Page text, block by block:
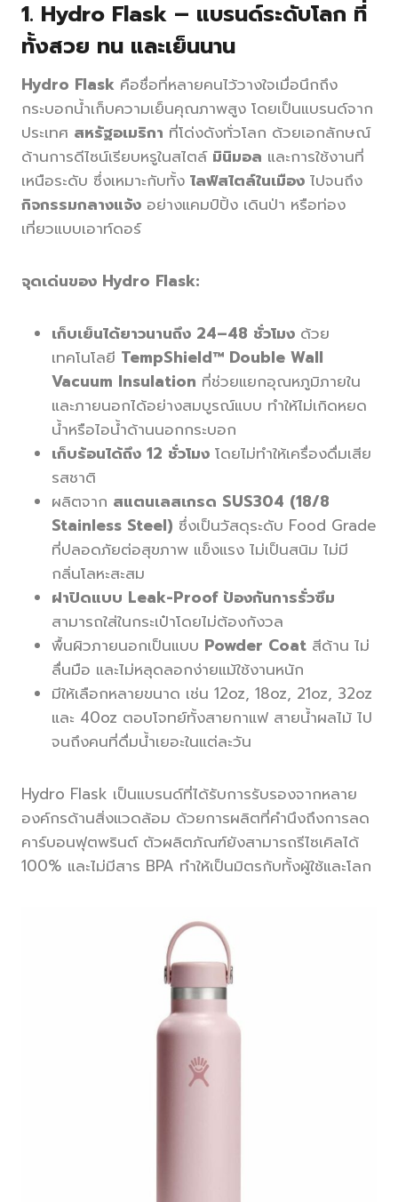
1. Hydro Flask – แบรนด์ระดับโลก ที่
ทั้งสวย ทน และเย็นนาน
Hydro Flask คือชื่อที่หลายคนไว้วางใจเมื่อนึกถึง
กระบอกน้ำเก็บความเย็นคุณภาพสูง โดยเป็นแบรนด์จาก
ประเทศ สหรัฐอเมริกา ที่โด่งดังทั่วโลก ด้วยเอกลักษณ์
ด้านการดีไซน์เรียบหรูในสไตล์ มินิมอล และการใช้งานที่
เหนือระดับ ซึ่งเหมาะกับทั้ง ไลฟ์สไตล์ในเมือง ไปจนถึง
กิจกรรมกลางแจ้ง อย่างแคมป์ปิ้ง เดินป่า หรือท่อง
เที่ยวแบบเอาท์ดอร์
จุดเด่นของ Hydro Flask:
เก็บเย็นได้ยาวนานถึง 24–48 ชั่วโมง ด้วย
เทคโนโลยี TempShield™ Double Wall
Vacuum Insulation ที่ช่วยแยกอุณหภูมิภายใน
และภายนอกได้อย่างสมบูรณ์แบบ ทำให้ไม่เกิดหยด
น้ำหรือไอน้ำด้านนอกกระบอก
เก็บร้อนได้ถึง 12 ชั่วโมง โดยไม่ทำให้เครื่องดื่มเสีย
รสชาติ
ผลิตจาก สแตนเลสเกรด SUS304 (18/8
Stainless Steel) ซึ่งเป็นวัสดุระดับ Food Grade
ที่ปลอดภัยต่อสุขภาพ แข็งแรง ไม่เป็นสนิม ไม่มี
กลิ่นโลหะสะสม
ฝาปิดแบบ Leak-Proof ป้องกันการรั่วซึม
สามารถใส่ในกระเป๋าโดยไม่ต้องกังวล
พื้นผิวภายนอกเป็นแบบ Powder Coat สีด้าน ไม่
ลื่นมือ และไม่หลุดลอกง่ายแม้ใช้งานหนัก
มีให้เลือกหลายขนาด เช่น 12oz, 18oz, 21oz, 32oz
และ 40oz ตอบโจทย์ทั้งสายกาแฟ สายน้ำผลไม้ ไป
จนถึงคนที่ดื่มน้ำเยอะในแต่ละวัน
Hydro Flask เป็นแบรนด์ที่ได้รับการรับรองจากหลาย
องค์กรด้านสิ่งแวดล้อม ด้วยการผลิตที่คำนึงถึงการลด
คาร์บอนฟุตพรินต์ ตัวผลิตภัณฑ์ยังสามารถรีไซเคิลได้
100% และไม่มีสาร BPA ทำให้เป็นมิตรกับทั้งผู้ใช้และโลก